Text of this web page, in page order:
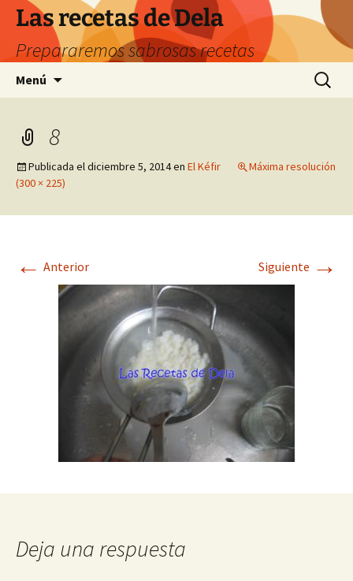
Saltar
contenido
Las recetas de Dela
Prepararemos sabrosas recetas
Menú Buscar:
8
Publicada eldiciembre 5, 2014en El Kéfir
Máxima resolución
(300 × 225)
← Anterior Siguiente →
Deja una respuesta